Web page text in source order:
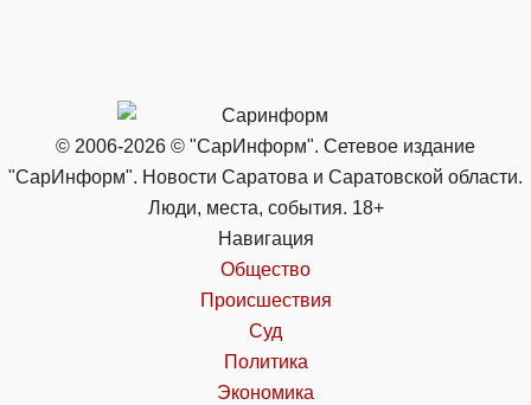
© 2006-2026 © "СарИнформ". Сетевое издание
"СарИнформ". Новости Саратова и Саратовской области.
Люди, места, события. 18+
Навигация
Общество
Происшествия
Суд
Политика
Экономика